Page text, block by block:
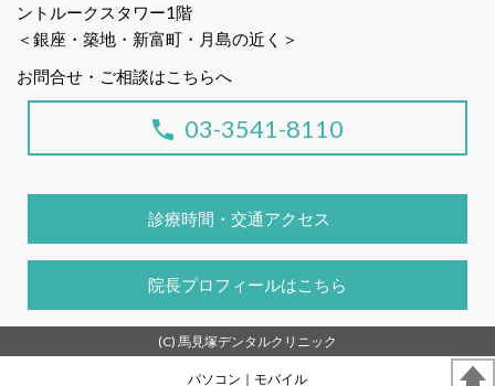
ントルークスタワー1階
＜銀座・築地・新富町・月島の近く＞
お問合せ・ご相談はこちらへ
03-3541-8110
診療時間・交通アクセス
院長プロフィールはこちら
(C) 馬見塚デンタルクリニック
パソコン ｜モバイル